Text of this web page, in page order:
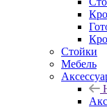
Стойки
Мебель